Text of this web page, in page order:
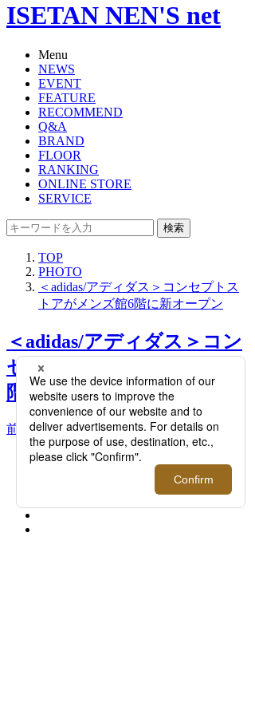
ISETAN NEN'S net
Menu
NEWS
EVENT
FEATURE
RECOMMEND
Q&A
BRAND
FLOOR
RANKING
ONLINE STORE
SERVICE
検索
TOP
PHOTO
＜adidas/アディダス＞コンセプトス
トアがメンズ館6階に新オープン
＜adidas/アディダス＞コン
セプトストアがメンズ館6
階に新オープン >>
前へ 次へ